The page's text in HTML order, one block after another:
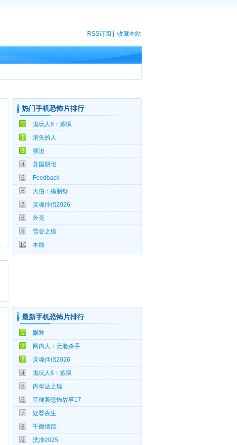
RSS订阅 收藏本站
热门手机恐怖片排行
1 鬼玩人6：炼狱
2 消失的人
3 强迫
4 异国阴宅
5 Feedback
6 大伯：殤胎祭
7 灵魂伴侣2026
8 外壳
9 雪谷之狼
10 本能
最新手机恐怖片排行
1 眼眸
2 网内人：无脸杀手
3 灵魂伴侣2026
4 鬼玩人6：炼狱
5 内华达之瑰
6 菲律宾恐怖故事17
7 疑婴夜生
8 千面情踪
9 洗净2025